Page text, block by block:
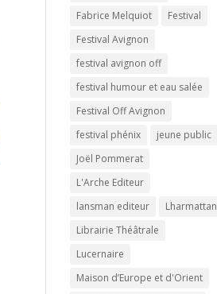
Fabrice Melquiot
Festival
Festival Avignon
festival avignon off
festival humour et eau salée
Festival Off Avignon
festival phénix
jeune public
Joël Pommerat
L'Arche Editeur
lansman editeur
Lharmattan
Librairie Théâtrale
Lucernaire
Maison d’Europe et d'Orient